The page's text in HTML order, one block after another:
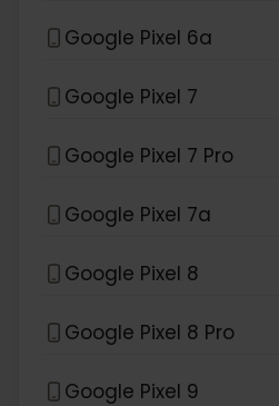
Google Pixel 6a
Google Pixel 7
Google Pixel 7 Pro
Google Pixel 7a
Google Pixel 8
Google Pixel 8 Pro
Google Pixel 9